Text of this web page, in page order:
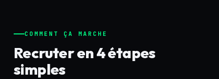
COMMENT ÇA MARCHE
Recruter en 4 étapes
simples